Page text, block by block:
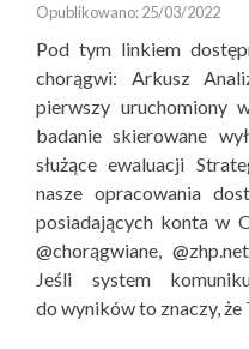
Opublikowano: 25/03/2022
Pod tym linkiem
chorągwi: Arkusz
pierwszy uruchomiony
badanie skierowane
służące ewaluacji
nasze opracowania
posiadających konta w
@chorągwiane,
Jeśli system
do wyników to znaczy, że